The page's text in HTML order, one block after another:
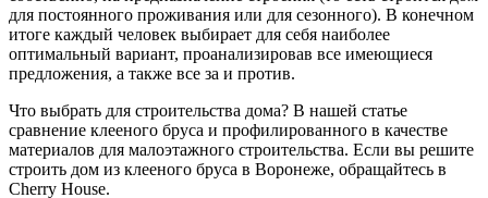
для постоянного проживания или для сезонного). В конечном
итоге каждый человек выбирает для себя наиболее
оптимальный вариант, проанализировав все имеющиеся
предложения, а также все за и против.
Что выбрать для строительства дома? В нашей статье
сравнение клееного бруса и профилированного в качестве
материалов для малоэтажного строительства. Если вы решите
строить дом из клееного бруса в Воронеже, обращайтесь в
Cherry House.